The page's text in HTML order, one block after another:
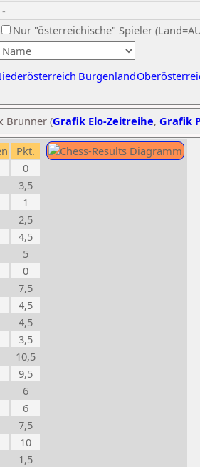
Nur "österreichische" Spieler
Burgenland
Brunner (Grafik Elo-Zeitreihe, Grafik
Pkt.
0
3,5
1
2,5
4,5
5
0
7,5
4,5
4,5
3,5
10,5
9,5
6
6
7,5
10
1,5